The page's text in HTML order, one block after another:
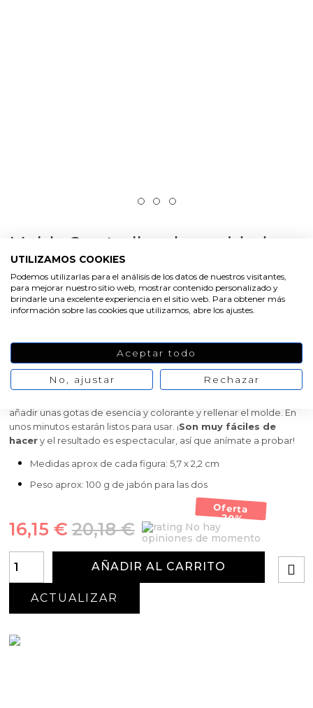
Molde 2 estrellas de navidad
en relieve
Molde 2 estrellas de Navidad con relievepara hacer
jabones, cera perfumada y manualidades. ¡Es de silicona, muy
que puedas hacer dos figuras a la vez. Al ser de silicona destaca
resistente, antiadherente y flexible
cómodo trabajar con él. Para fabricar jabones necesitas este
molde, base de jabón de glicerina, colorante para jabón de
añadir unas gotas de esencia y colorante y rellenar el molde. En
unos minutos estarán listos para usar. ¡Son muy fáciles de
hacery el resultado es espectacular, así que anímate a probar!
Medidas aprox de cada figura: 5,7 x 2,2 cm
Peso aprox: 100 g de jabón para las dos
Oferta
-20%
20,18 €
16,15 €
No hay
opiniones de momento
AÑADIR AL CARRITO
UTILIZAMOS COOKIES
Podemos utilizarlas para el análisis de los datos de nuestros visitantes,
para mejorar nuestro sitio web, mostrar contenido personalizado y
brindarle una excelente experiencia en el sitio web. Para obtener más
información sobre las cookies que utilizamos, abre los ajustes.
Aceptar todo
No, ajustar Rechazar